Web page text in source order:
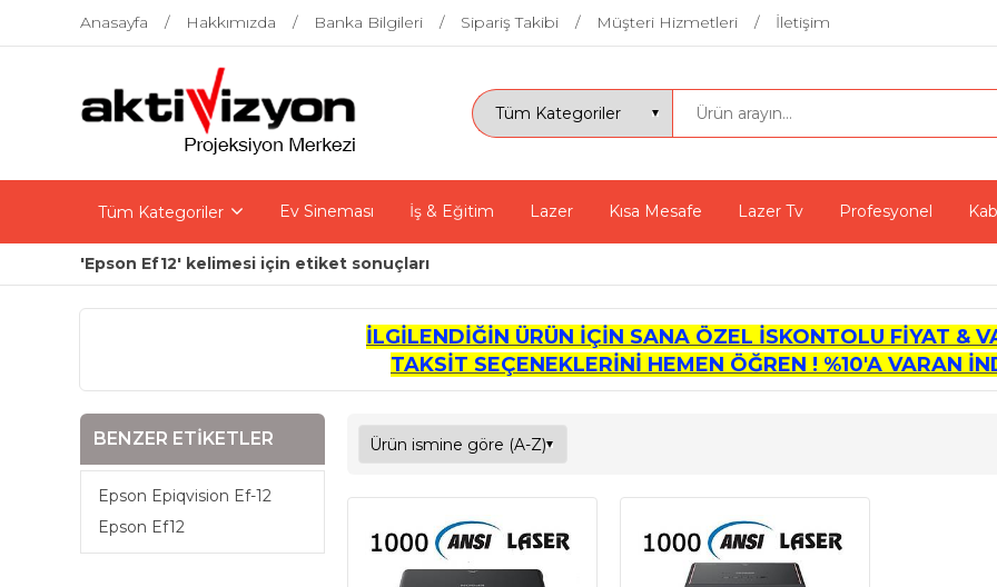
Anasayfa Hakkımızda Banka Bilgileri Sipariş Takibi Müşteri Hizmetleri İletişim
Tüm Kategoriler Ev Sineması İş & Eğitim Lazer Kısa Mesafe Lazer Tv Profesyonel
'Epson Ef12' kelimesi için etiket sonuçları
İLGİLENDİĞİN ÜRÜN İÇİN SANA ÖZEL İSKONTOLU FİYAT &
TAKSİT SEÇENEKLERİNİ HEMEN ÖĞREN ! %10'A VARAN
BENZER ETIKETLER
Epson Epiqvision Ef-12
Epson Ef12